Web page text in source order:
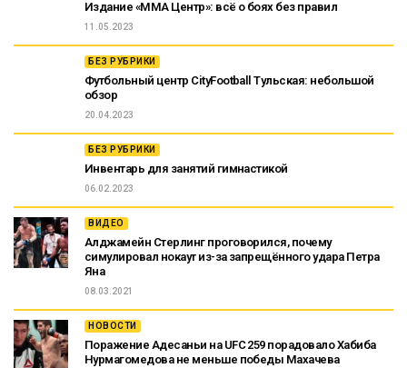
Издание «ММА Центр»: всё о боях без правил
11.05.2023
БЕЗ РУБРИКИ
Футбольный центр CityFootball Тульская: небольшой
обзор
20.04.2023
БЕЗ РУБРИКИ
Инвентарь для занятий гимнастикой
06.02.2023
ВИДЕО
Алджамейн Стерлинг проговорился, почему
симулировал нокаут из-за запрещённого удара Петра
Яна
08.03.2021
НОВОСТИ
Поражение Адесаньи на UFC 259 порадовало Хабиба
Нурмагомедова не меньше победы Махачева